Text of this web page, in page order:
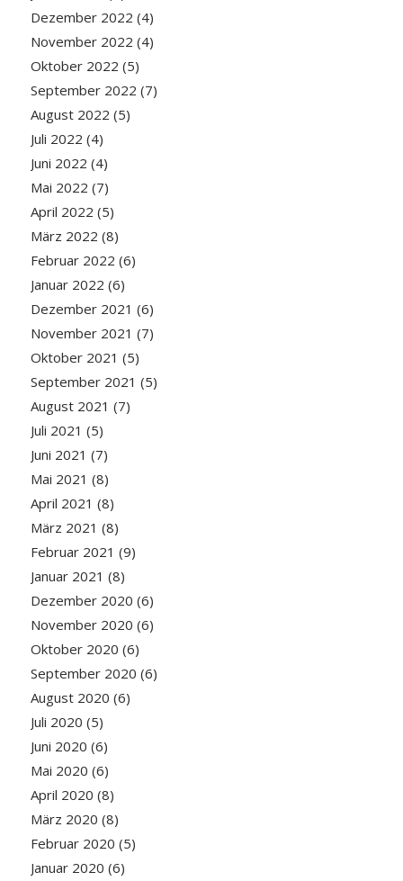
Dezember 2022 (4)
November 2022 (4)
Oktober 2022 (5)
September 2022 (7)
August 2022 (5)
Juli 2022 (4)
Juni 2022 (4)
Mai 2022 (7)
April 2022 (5)
März 2022 (8)
Februar 2022 (6)
Januar 2022 (6)
Dezember 2021 (6)
November 2021 (7)
Oktober 2021 (5)
September 2021 (5)
August 2021 (7)
Juli 2021 (5)
Juni 2021 (7)
Mai 2021 (8)
April 2021 (8)
März 2021 (8)
Februar 2021 (9)
Januar 2021 (8)
Dezember 2020 (6)
November 2020 (6)
Oktober 2020 (6)
September 2020 (6)
August 2020 (6)
Juli 2020 (5)
Juni 2020 (6)
Mai 2020 (6)
April 2020 (8)
März 2020 (8)
Februar 2020 (5)
Januar 2020 (6)